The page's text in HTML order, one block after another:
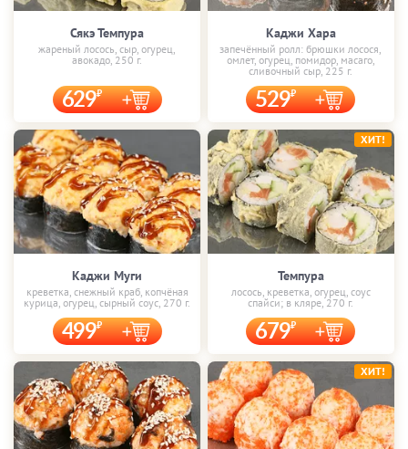
Сякэ Темпура
жареный лосось, сыр, огурец,
авокадо, 250 г.
629
Каджи Хара
запечённый ролл: брюшки лосося,
омлет, огурец, помидор, масаго,
сливочный сыр, 225 г.
529
Каджи Муги
креветка, снежный краб, копчёная
курица, огурец, сырный соус, 270 г.
499
Темпура
лосось, креветка, огурец, соус
спайси; в кляре, 270 г.
679
ХИТ!
ХИТ!